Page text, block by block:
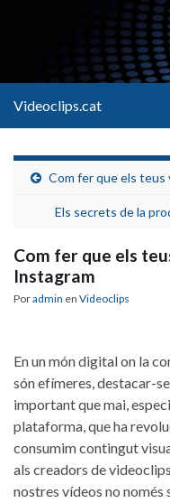
Videoclips.cat
Com fer que els
Els secrets de la
Com fer que els
Instagram
Poradmin en Videoclips
En un món digital on la‌
són ‌efímeres, destacar-
important que ‍mai,
plataforma, que ha
consumim contingut
als creadors ‌de
nostres vídeos no